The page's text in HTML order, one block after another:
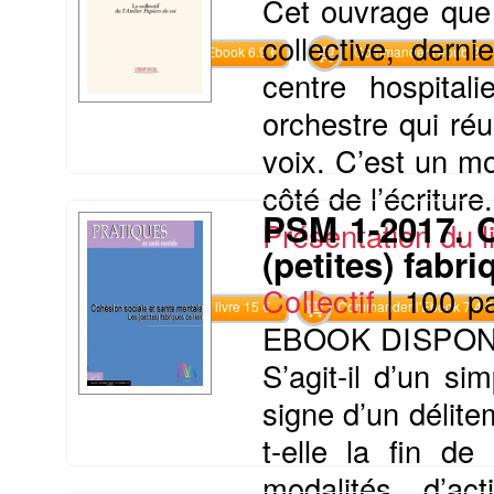
Commander l'Ebook 6.9 € Commander l'epub 2
Cet ouvrage
collective,
centre
orchestre qui
voix. C’est un
côté de
Présentation du
Commander le livre 15 € Commander l'Ebook 7.4 €
PSM 1-2017.
(petites)
Collectif |100
EBOOK
S’agit-il d’un
signe d’un
t-elle la fin de